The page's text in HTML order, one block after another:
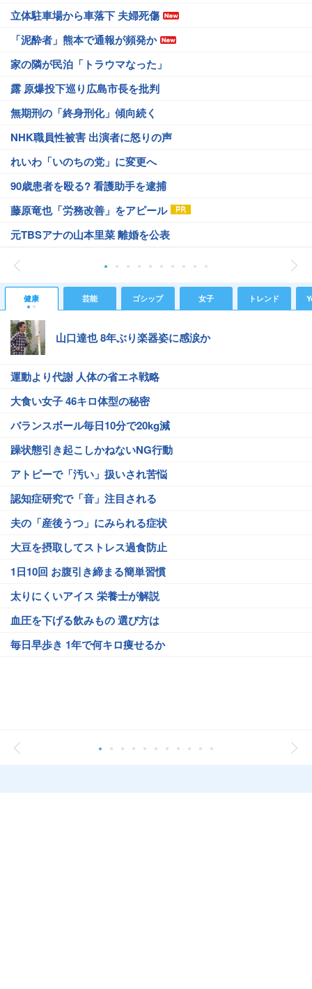
立体駐車場から車落下 夫婦死傷
「泥酔者」熊本で通報が頻発か
家の隣が民泊「トラウマなった」
露 原爆投下巡り広島市長を批判
無期刑の「終身刑化」傾向続く
NHK職員性被害 出演者に怒りの声
れいわ「いのちの党」に変更へ
90歳患者を殴る? 看護助手を逮捕
藤原竜也「労務改善」をアピール
元TBSアナの山本里菜 離婚を公表
健康 芸能 ゴシップ 女子 トレンド
山口達也 8年ぶり楽器姿に感涙か
運動より代謝 人体の省エネ戦略
大食い女子 46キロ体型の秘密
バランスボール毎日10分で20kg減
躁状態引き起こしかねないNG行動
アトピーで「汚い」扱いされ苦悩
認知症研究で「音」注目される
夫の「産後うつ」にみられる症状
大豆を摂取してストレス過食防止
1日10回 お腹引き締まる簡単習慣
太りにくいアイス 栄養士が解説
血圧を下げる飲みもの 選び方は
毎日早歩き 1年で何キロ痩せるか